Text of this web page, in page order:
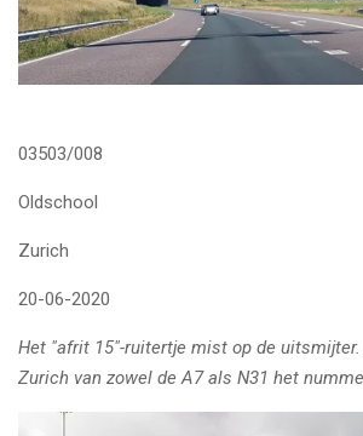
03503/008
Oldschool
Zurich
20-06-2020
Het "afrit 15"-ruitertje mist op de
Zurich van zowel de A7 als N31 het